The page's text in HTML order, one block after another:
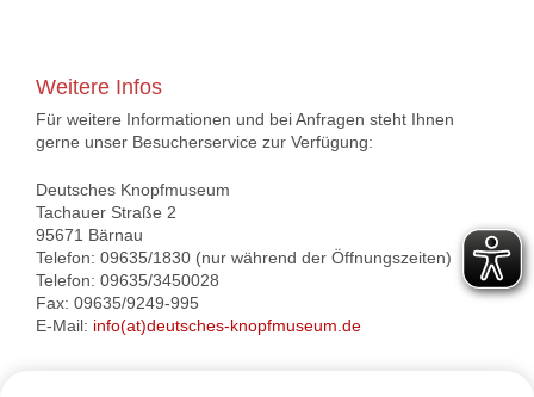
Weitere Infos
Für weitere Informationen und bei Anfragen steht Ihnen
gerne unser Besucherservice zur Verfügung:
Deutsches Knopfmuseum
Tachauer Straße 2
95671 Bärnau
Telefon: 09635/1830 (nur während der Öffnungszeiten)
Telefon: 09635/3450028
Fax: 09635/9249-995
E-Mail: info(at)deutsches-knopfmuseum.de